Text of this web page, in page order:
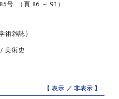
号 （頁 86 ～ 91）
術雑誌）
美術史
【 表示 ／非表示 】